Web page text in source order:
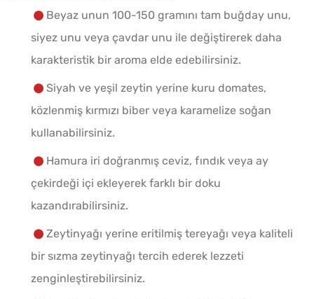
Beyaz unun 100-150 gramını tam buğday unu,
siyez unu veya çavdar unu ile değiştirerek daha
karakteristik bir aroma elde edebilirsiniz.
Siyah ve yeşil zeytin yerine kuru domates,
közlenmiş kırmızı biber veya karamelize soğan
kullanabilirsiniz.
Hamura iri doğranmış ceviz, fındık veya ay
çekirdeği içi ekleyerek farklı bir doku
kazandırabilirsiniz.
Zeytinyağı yerine eritilmiş tereyağı veya kaliteli
bir sızma zeytinyağı tercih ederek lezzeti
zenginleştirebilirsiniz.